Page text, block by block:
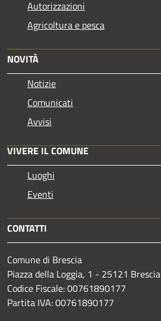
Autorizzazioni
Agricoltura e pesca
NOVITÀ
Notizie
Comunicati
Avvisi
VIVERE IL COMUNE
Luoghi
Eventi
CONTATTI
Comune di Brescia
Piazza della Loggia, 1 - 25121 Brescia
Codice Fiscale: 00761890177
Partita IVA: 00761890177